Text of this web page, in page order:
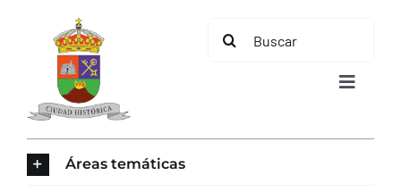
contenido
Buscar:
Toggle
Áreas temáticas